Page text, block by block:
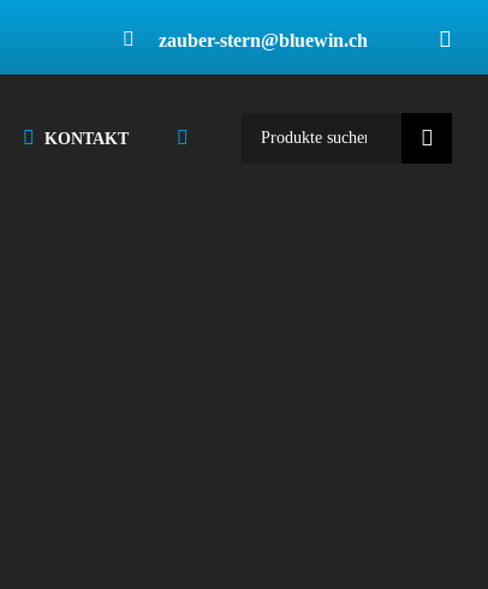
zauber-stern@bluewin.ch
KONTAKT
Suche